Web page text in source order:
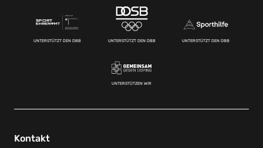
UNTERSTÜTZT DEN DBB UNTERSTÜTZT DEN DBB UNTERSTÜTZT DEN DBB
UNTERSTÜTZEN WIR
Kontakt